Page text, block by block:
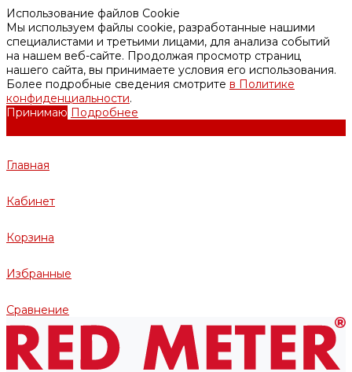
Использование файлов Cookie
Мы используем файлы cookie, разработанные нашими
специалистами и третьими лицами, для анализа событий
на нашем веб-сайте. Продолжая просмотр страниц
нашего сайта, вы принимаете условия его использования.
Более подробные сведения смотрите в Политике
конфиденциальности.
Принимаю Подробнее
Главная
Кабинет
Корзина
Избранные
Сравнение